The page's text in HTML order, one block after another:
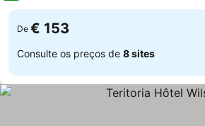
De € 153
Consulte os preços de 8 sites